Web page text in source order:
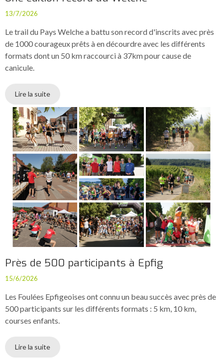
13/7/2026
Le trail du Pays Welche a battu son record d'inscrits avec près
de 1000 courageux prêts à en décourdre avec les différents
formats dont un 50 km raccourci à 37km pour cause de
canicule.
Lire la suite
Près de 500 participants à Epfig
15/6/2026
Les Foulées Epfigeoises ont connu un beau succès avec près de
500 participants sur les différents formats : 5 km, 10 km,
courses enfants.
Lire la suite